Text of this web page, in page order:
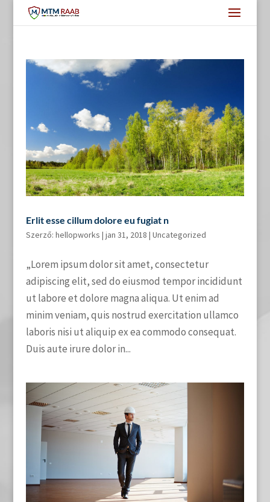
Erlit esse cillum dolore eu fugiat n
Szerző: hellopworks | jan 31, 2018 | Uncategorized
„Lorem ipsum dolor sit amet, consectetur
adipiscing elit, sed do eiusmod tempor incididunt
ut labore et dolore magna aliqua. Ut enim ad
minim veniam, quis nostrud exercitation ullamco
laboris nisi ut aliquip ex ea commodo consequat.
Duis aute irure dolor in...